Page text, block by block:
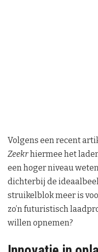
Volgens een recent
Zeekrhiermee het
een hoger niveau
dichterbij de
struikelblok meer is
zo’n futuristisch
willen opnemen?